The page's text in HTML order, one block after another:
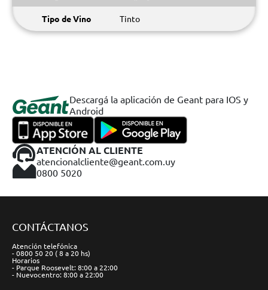
Tipo de Vino Tinto
Descargá la aplicación de Geant para IOS y
Android
ATENCIÓN AL CLIENTE
atencionalcliente@geant.com.uy
0800 5020
CONTÁCTANOS
Atención telefónica
- 0800 50 20 ( 8 a 20 hs)
Horarios
- Parque Roosevelt: 8:00 a 22:00
- Nuevocentro: 8:00 a 22:00